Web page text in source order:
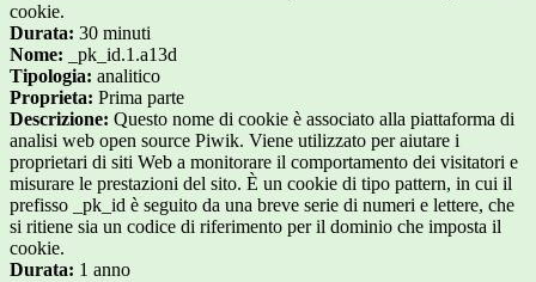
cookie.
Durata: 30 minuti
Nome: _pk_id.1.a13d
Tipologia: analitico
Proprieta: Prima parte
Descrizione: Questo nome di cookie è associato alla piattaforma di
analisi web open source Piwik. Viene utilizzato per aiutare i
proprietari di siti Web a monitorare il comportamento dei visitatori e
misurare le prestazioni del sito. È un cookie di tipo pattern, in cui il
prefisso _pk_id è seguito da una breve serie di numeri e lettere, che
si ritiene sia un codice di riferimento per il dominio che imposta il
cookie.
Durata: 1 anno